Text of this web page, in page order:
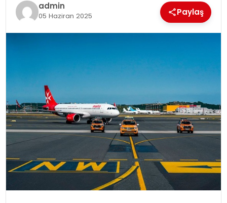
admin
05 Haziran 2025 Paylaş